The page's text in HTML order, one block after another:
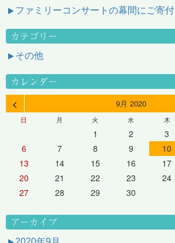
ファミリーコンサートの幕間にご寄付
カテゴリー
その他
カレンダー
< 9月 2020
日 月 火 水 木
1 2 3
6
7 8 9 10
13
14 15 16 17
20
21 22 23 24
27
28 29 30
アーカイブ